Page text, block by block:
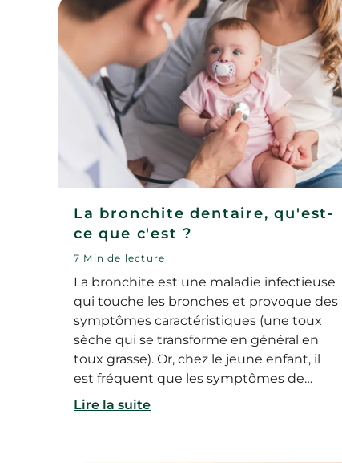
La bronchite dentaire, qu'est-
ce que c'est ?
7 Min de lecture
La bronchite est une maladie infectieuse
qui touche les bronches et provoque des
symptômes caractéristiques (une toux
sèche qui se transforme en général en
toux grasse). Or, chez le jeune enfant, il
est fréquent que les symptômes de
cette maladie se manifestent en même
Lire la suite